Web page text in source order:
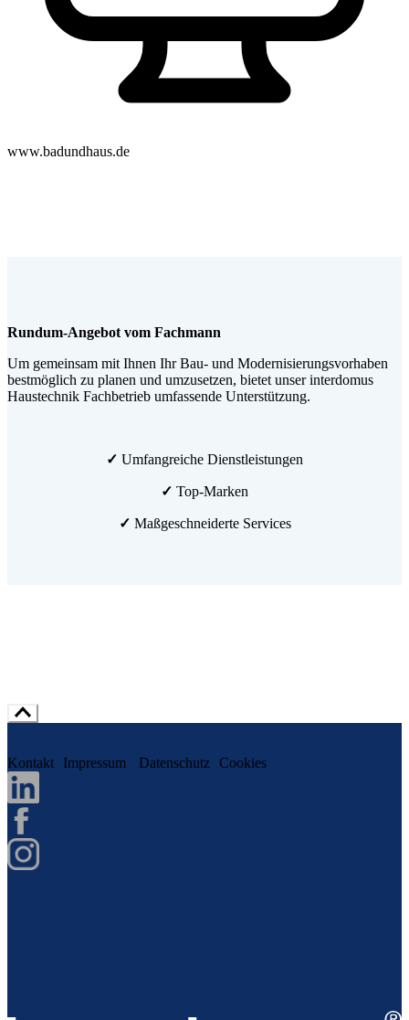
www.badundhaus.de
Rundum-Angebot vom Fachmann
Um gemeinsam mit Ihnen Ihr Bau- und Modernisierungsvorhaben
bestmöglich zu planen und umzusetzen, bietet unser interdomus
Haustechnik Fachbetrieb umfassende Unterstützung.
✓ Umfangreiche Dienstleistungen
✓ Top-Marken
✓ Maßgeschneiderte Services
Kontakt Impressum Datenschutz Cookies